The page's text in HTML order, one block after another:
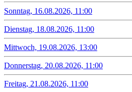
Sonntag, 16.08.2026, 11:00
Dienstag, 18.08.2026, 11:00
Mittwoch, 19.08.2026, 13:00
Donnerstag, 20.08.2026, 11:00
Freitag, 21.08.2026, 11:00